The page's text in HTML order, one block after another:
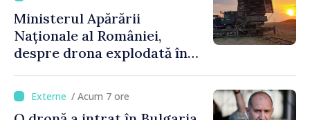
finală
Ministerul Apărării
Naționale al României,
despre drona explodată în
nu au detectat niciun
vehicul aerian”
/ Acum 7 ore